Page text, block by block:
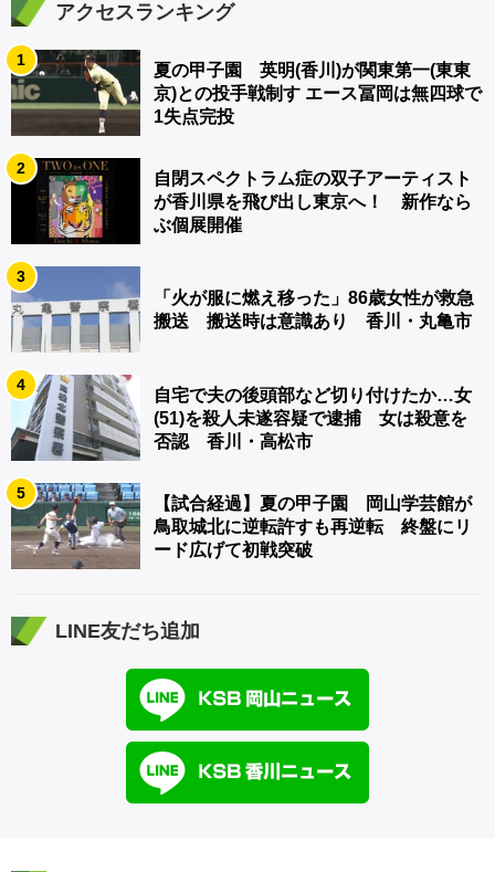
アクセスランキング
1
夏の甲子園 英明(香川)が関東第一(東東
京)との投手戦制す エース冨岡は無四球で
1失点完投
2
自閉スペクトラム症の双子アーティスト
が香川県を飛び出し東京へ！ 新作なら
ぶ個展開催
3
「火が服に燃え移った」86歳女性が救急
搬送 搬送時は意識あり 香川・丸亀市
4
自宅で夫の後頭部など切り付けたか…女
(51)を殺人未遂容疑で逮捕 女は殺意を
否認 香川・高松市
5
【試合経過】夏の甲子園 岡山学芸館が
鳥取城北に逆転許すも再逆転 終盤にリ
ード広げて初戦突破
LINE友だち追加